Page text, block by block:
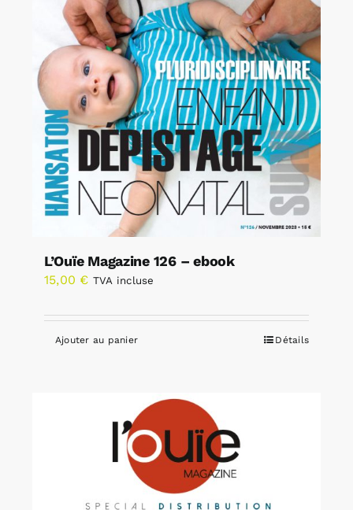
L’Ouïe Magazine 126 – ebook
15,00 € TVA incluse
Ajouter au panier Détails